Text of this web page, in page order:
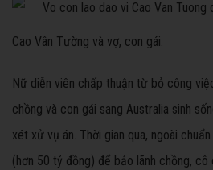
Cao Vân Tường và vợ, con gái.
Nữ diễn viên chấp thuận từ bỏ công
chồng và con gái sang Australia sinh
xét xử vụ án. Thời gian qua, ngoài
(hơn 50 tỷ đồng) để bảo lãnh chồng,